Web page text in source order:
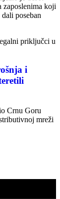
zaposlenima koji
poseban
i
Crnu Goru
mreži